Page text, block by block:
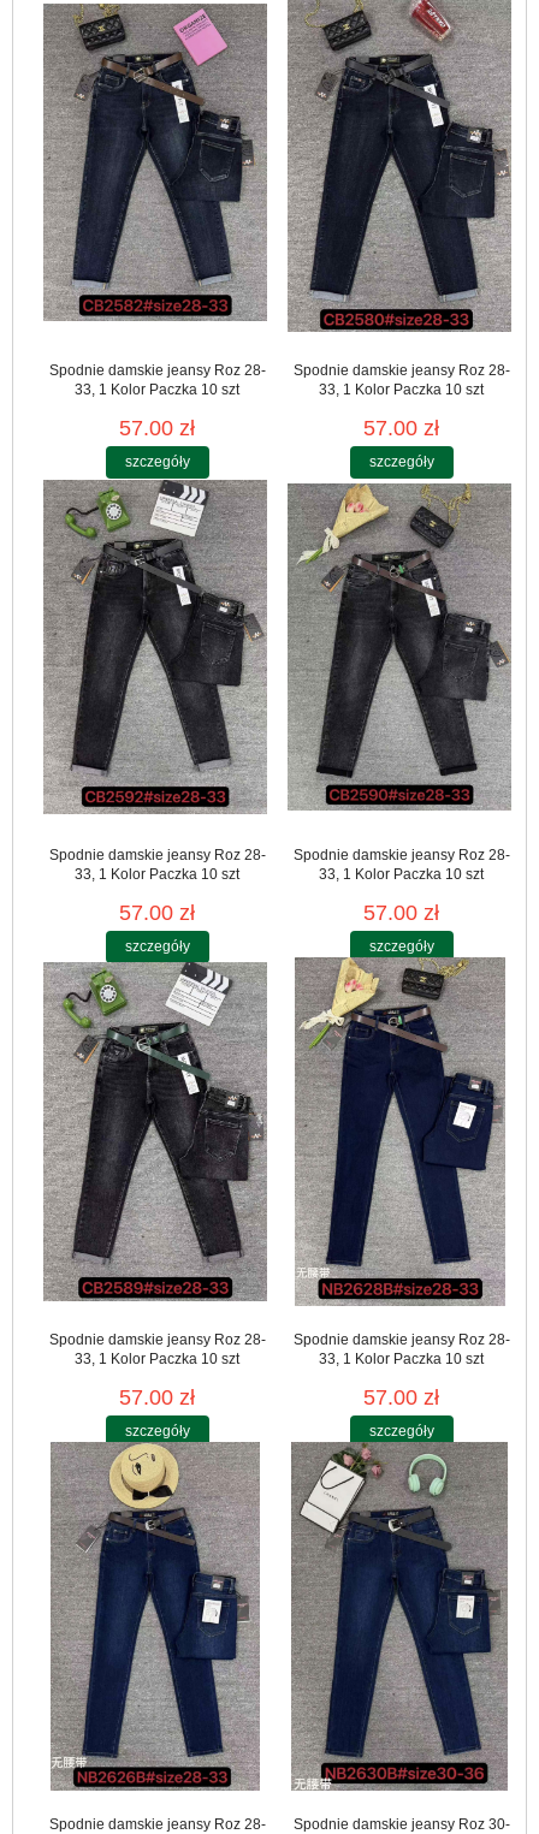
Spodnie damskie jeansy Roz 28-
33, 1 Kolor Paczka 10 szt
57.00 zł
szczegóły
Spodnie damskie jeansy Roz 28-
33, 1 Kolor Paczka 10 szt
57.00 zł
szczegóły
Spodnie damskie jeansy Roz 28-
33, 1 Kolor Paczka 10 szt
57.00 zł
szczegóły
Spodnie damskie jeansy Roz 28-
33, 1 Kolor Paczka 10 szt
57.00 zł
szczegóły
Spodnie damskie jeansy Roz 28-
33, 1 Kolor Paczka 10 szt
57.00 zł
szczegóły
Spodnie damskie jeansy Roz 28-
33, 1 Kolor Paczka 10 szt
57.00 zł
szczegóły
Spodnie damskie jeansy Roz 28-
Spodnie damskie jeansy Roz 30-